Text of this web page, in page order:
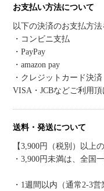
お支払い方法について
以下の決済のお支払方
・コンビニ支払
・PayPay
・amazon pay
・クレジットカード決済
VISA・JCBなどご利用頂
送料・発送について
【3,900円（税別）以上
・3,900円未満は、全国
・1週間以内（通常2-3